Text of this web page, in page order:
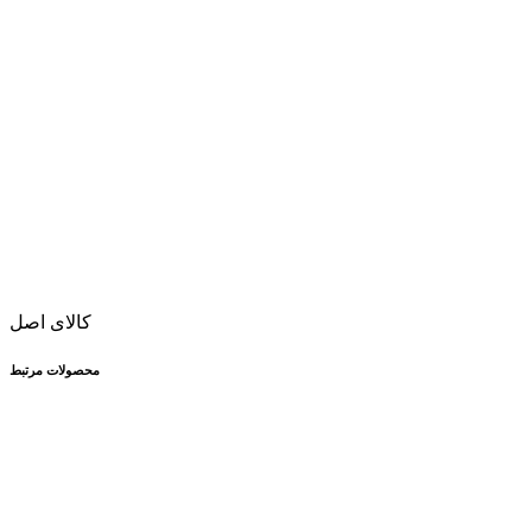
کالای اصل
محصولات مرتبط